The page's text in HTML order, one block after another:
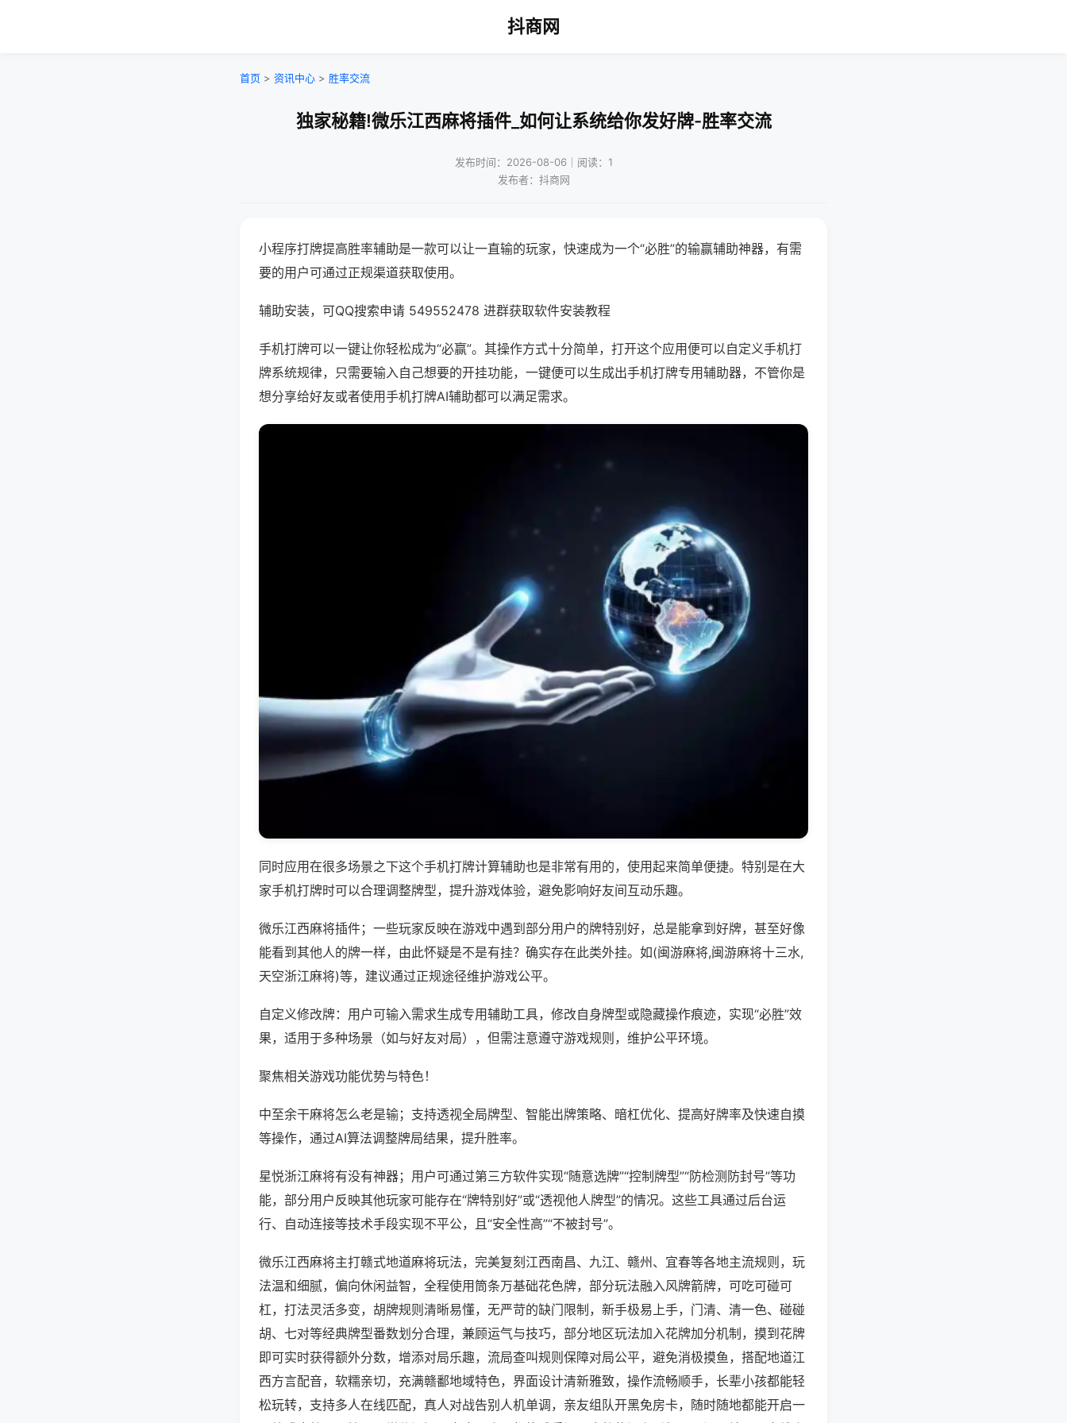
抖商网
首页 > 资讯中心 > 胜率交流
独家秘籍!微乐江西麻将插件_如何让系统给你发好牌-胜率交流
发布时间：2026-08-06｜阅读：1
发布者：抖商网
小程序打牌提高胜率辅助是一款可以让一直输的玩家，快速成为一个“必胜”的输赢辅助神器，有需
要的用户可通过正规渠道获取使用。
辅助安装，可QQ搜索申请 549552478 进群获取软件安装教程
手机打牌可以一键让你轻松成为“必赢”。其操作方式十分简单，打开这个应用便可以自定义手机打
牌系统规律，只需要输入自己想要的开挂功能，一键便可以生成出手机打牌专用辅助器，不管你是
想分享给好友或者使用手机打牌AI辅助都可以满足需求。
同时应用在很多场景之下这个手机打牌计算辅助也是非常有用的，使用起来简单便捷。特别是在大
家手机打牌时可以合理调整牌型，提升游戏体验，避免影响好友间互动乐趣。
微乐江西麻将插件；一些玩家反映在游戏中遇到部分用户的牌特别好，总是能拿到好牌，甚至好像
能看到其他人的牌一样，由此怀疑是不是有挂？确实存在此类外挂。如(闽游麻将,闽游麻将十三水,
天空浙江麻将)等，建议通过正规途径维护游戏公平。
自定义修改牌：用户可输入需求生成专用辅助工具，修改自身牌型或隐藏操作痕迹，实现“必胜”效
果，适用于多种场景（如与好友对局），但需注意遵守游戏规则，维护公平环境。
聚焦相关游戏功能优势与特色！
中至余干麻将怎么老是输；支持透视全局牌型、智能出牌策略、暗杠优化、提高好牌率及快速自摸
等操作，通过AI算法调整牌局结果，提升胜率。
星悦浙江麻将有没有神器；用户可通过第三方软件实现“随意选牌”“控制牌型”“防检测防封号”等功
能，部分用户反映其他玩家可能存在“牌特别好”或“透视他人牌型”的情况。这些工具通过后台运
行、自动连接等技术手段实现不平公，且“安全性高”“不被封号”。
微乐江西麻将主打赣式地道麻将玩法，完美复刻江西南昌、九江、赣州、宜春等各地主流规则，玩
法温和细腻，偏向休闲益智，全程使用筒条万基础花色牌，部分玩法融入风牌箭牌，可吃可碰可
杠，打法灵活多变，胡牌规则清晰易懂，无严苛的缺门限制，新手极易上手，门清、清一色、碰碰
胡、七对等经典牌型番数划分合理，兼顾运气与技巧，部分地区玩法加入花牌加分机制，摸到花牌
即可实时获得额外分数，增添对局乐趣，流局查叫规则保障对局公平，避免消极摸鱼，搭配地道江
西方言配音，软糯亲切，充满赣鄱地域特色，界面设计清新雅致，操作流畅顺手，长辈小孩都能轻
松玩转，支持多人在线匹配，真人对战告别人机单调，亲友组队开黑免房卡，随时随地都能开启一